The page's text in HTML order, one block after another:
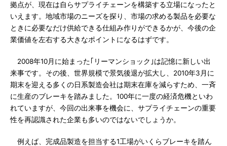
拠点が、現在は自らサプライチェーンを構築する立場になったと
いえます。地域市場のニーズを探り、市場の求める製品を必要な
ときに必要なだけ供給できる仕組み作りができるかが、今後の企
業価値を左右する大きなポイントになるはずです。
2008年10月に始まった｢リーマンショック｣は記憶に新しい出
来事です。その後、世界規模で景気後退が拡大し、2010年3月に
期末を迎える多くの日系製造会社は期末在庫を減らすため、一斉
に生産のブレーキを踏みました。100年に一度の経済危機といわ
れていますが、今回の出来事を機会に、サプライチェーンの重要
性を再認識された企業も多いのではないでしょうか。
例えば、完成品製造を担当する1工場がいくらブレーキを踏ん